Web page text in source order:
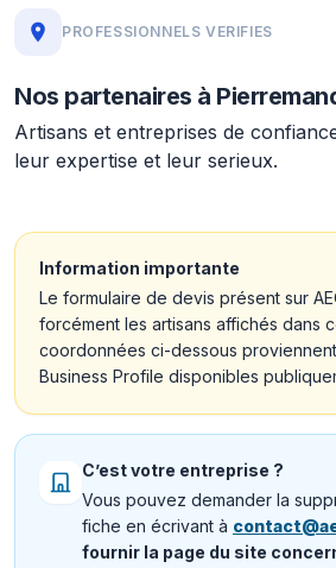
PROFESSIONNELS VERIFIES
Nos partenaires à
Artisans et entreprises de
leur expertise et leur serieux.
Information importante
Le formulaire de devis présent sur
forcément les artisans affichés dans
coordonnées ci-dessous
Business Profile disponibles
C’est votre entreprise ?
Vous pouvez demander la
fiche en écrivant à
fournir la page du site